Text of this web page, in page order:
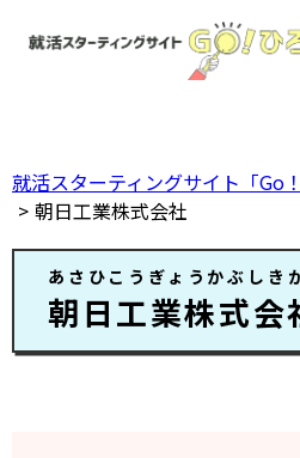
で
す。
就活スターティングサイト「Go
朝日工業株式会社
あさひこうぎょうかぶしき
朝日工業株式会